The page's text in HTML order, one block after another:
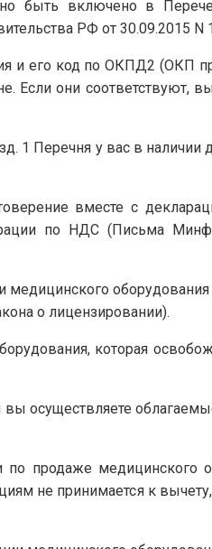
быть включено в
РФ от 30.09.2015 N
и его код по ОКПД2 (ОКП
они соответствуют,
1 Перечня у вас в
вместе с
по НДС (Письма
оборудования
о лицензировании).
которая
вы осуществляете
продаже медицинского
не принимается к